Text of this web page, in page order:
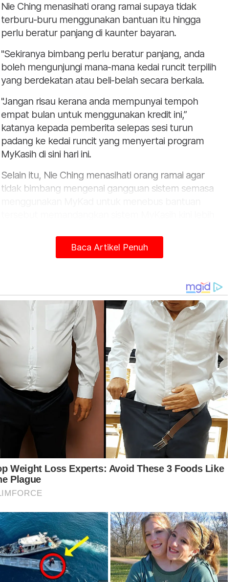
Nie Ching menasihati orang ramai supaya tidak
terburu-buru menggunakan bantuan itu hingga
perlu beratur panjang di kaunter bayaran.
"Sekiranya bimbang perlu beratur panjang, anda
boleh mengunjungi mana-mana kedai runcit terpilih
yang berdekatan atau beli-belah secara berkala.
"Jangan risau kerana anda mempunyai tempoh
empat bulan untuk menggunakan kredit ini,”
katanya kepada pemberita selepas sesi turun
padang ke kedai runcit yang menyertai program
MyKasih di sini hari ini.
Selain itu, Nie Ching menasihati orang ramai agar
tidak bimbang mengenai gangguan sistem semasa
Beliau berkata, Kementerian Kewangan (MOF)
aduan gangguan sistem pada hari pertama dan
kedua selepas bantuan sekali bayar sebanyak
RM100 dikreditkan dalam MyKad mulai 31 Ogos.
"Saya rasa kerana terlalu ramai yang cuba
menebus bantuan itu serentak, menyebabkan
Sekarang rakyat tidak perlu lagi risau untuk
membuat pembelian menggunakan SARA,”
katanya.
Sementara itu, penerima SARA, Amutha
Keevachee, 50, menyatakan rasa lega atas
Baca Artikel Penuh